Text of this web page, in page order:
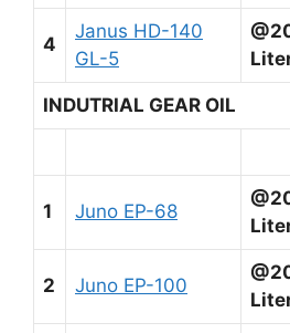
4
Janus HD-140
GL-5
INDUTRIAL GEAR OIL
1 Juno EP-68
2 Juno EP-100